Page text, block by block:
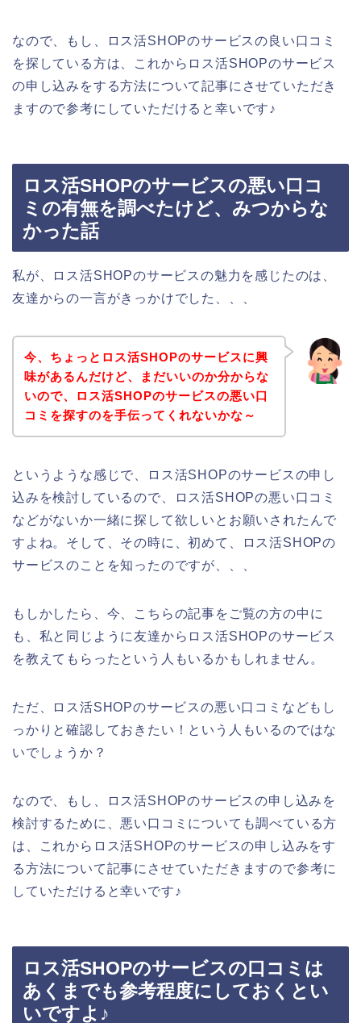
なので、もし、ロス活SHOPのサービスの良い口コミ
を探している方は、これからロス活SHOPのサービス
の申し込みをする方法について記事にさせていただき
ますので参考にしていただけると幸いです♪
ロス活SHOPのサービスの悪い口コ
ミの有無を調べたけど、みつからな
かった話
私が、ロス活SHOPのサービスの魅力を感じたのは、
友達からの一言がきっかけでした、、、
今、ちょっとロス活SHOPのサービスに興
味があるんだけど、まだいいのか分からな
いので、ロス活SHOPのサービスの悪い口
コミを探すのを手伝ってくれないかな～
というような感じで、ロス活SHOPのサービスの申し
込みを検討しているので、ロス活SHOPの悪い口コミ
などがないか一緒に探して欲しいとお願いされたんで
すよね。そして、その時に、初めて、ロス活SHOPの
サービスのことを知ったのですが、、、
もしかしたら、今、こちらの記事をご覧の方の中に
も、私と同じように友達からロス活SHOPのサービス
を教えてもらったという人もいるかもしれません。
ただ、ロス活SHOPのサービスの悪い口コミなどもし
っかりと確認しておきたい！という人もいるのではな
いでしょうか？
なので、もし、ロス活SHOPのサービスの申し込みを
検討するために、悪い口コミについても調べている方
は、これからロス活SHOPのサービスの申し込みをす
る方法について記事にさせていただきますので参考に
していただけると幸いです♪
ロス活SHOPのサービスの口コミは
あくまでも参考程度にしておくとい
いですよ♪